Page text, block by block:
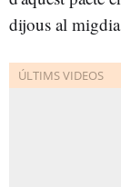
dijous al